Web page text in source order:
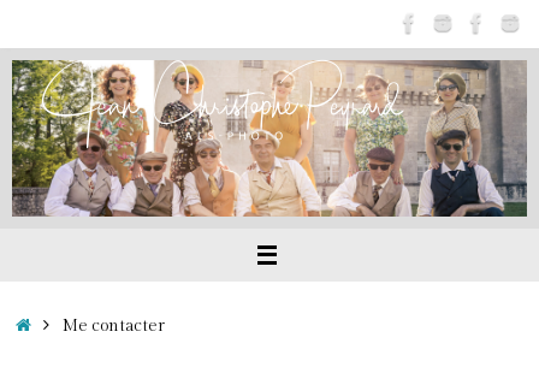
au
contenu
AccueilMe contacter